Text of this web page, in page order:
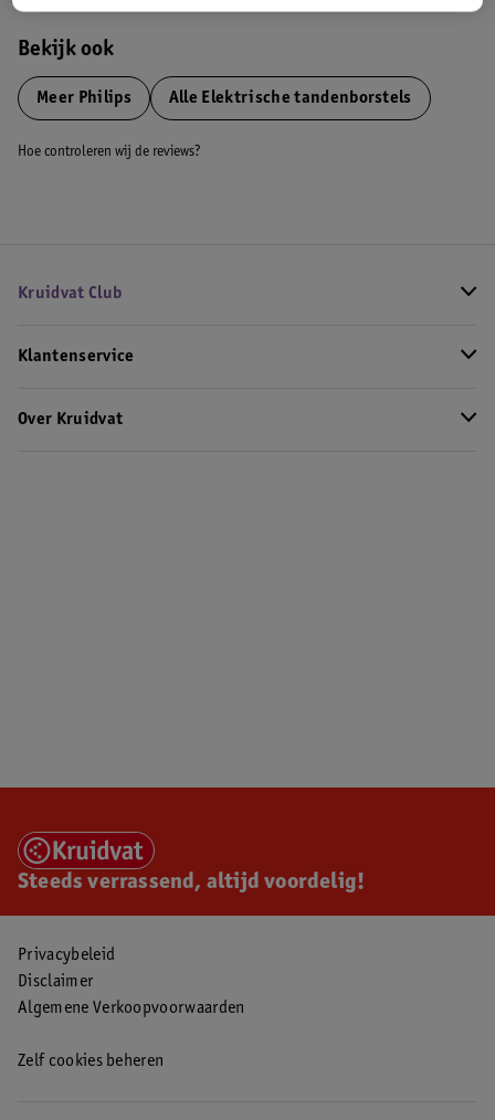
Bekijk ook
Meer Philips Alle Elektrische tandenborstels
Hoe controleren wij de reviews?
Kruidvat Club
Klantenservice
Over Kruidvat
Steeds verrassend, altijd voordelig!
Privacybeleid
Disclaimer
Algemene Verkoopvoorwaarden
Zelf cookies beheren